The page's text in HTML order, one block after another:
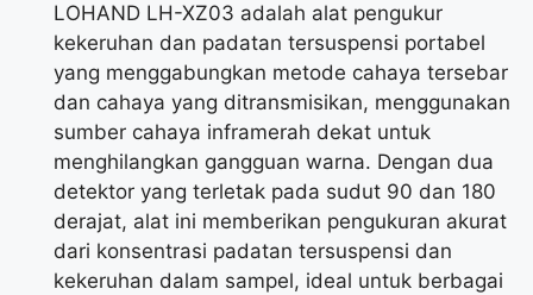
LOHAND LH-XZ03 adalah alat pengukur
kekeruhan dan padatan tersuspensi portabel
yang menggabungkan metode cahaya tersebar
dan cahaya yang ditransmisikan, menggunakan
sumber cahaya inframerah dekat untuk
menghilangkan gangguan warna. Dengan dua
detektor yang terletak pada sudut 90 dan 180
derajat, alat ini memberikan pengukuran akurat
dari konsentrasi padatan tersuspensi dan
kekeruhan dalam sampel, ideal untuk berbagai